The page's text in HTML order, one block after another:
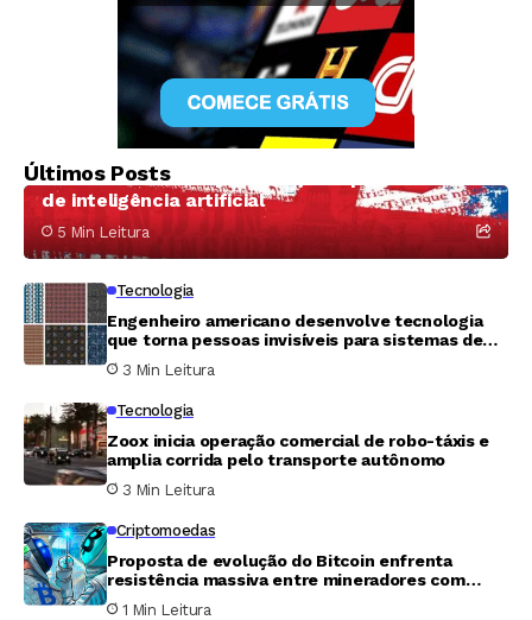
Últimos Posts
Tecnologia
A surpreendente transformação do King’s
Cross: de zona de prostituição a polo mundial
de inteligência artificial
5 Min Leitura
Tecnologia
Engenheiro americano desenvolve tecnologia
que torna pessoas invisíveis para sistemas de
vigilância
3 Min Leitura
Tecnologia
Zoox inicia operação comercial de robo-táxis e
amplia corrida pelo transporte autônomo
3 Min Leitura
Criptomoedas
Proposta de evolução do Bitcoin enfrenta
resistência massiva entre mineradores com
adesão de apenas 3%
1 Min Leitura